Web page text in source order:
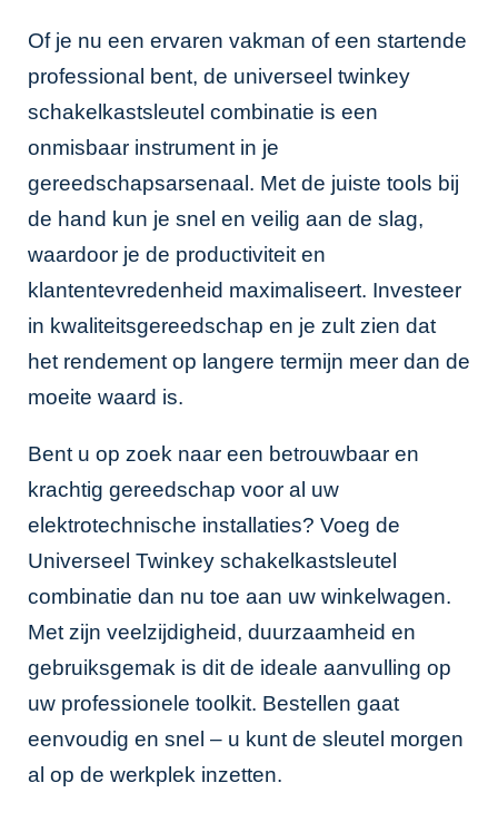
Of je nu een ervaren vakman of een startende
professional bent, de universeel twinkey
schakelkastsleutel combinatie is een
onmisbaar instrument in je
gereedschapsarsenaal. Met de juiste tools bij
de hand kun je snel en veilig aan de slag,
waardoor je de productiviteit en
klantentevredenheid maximaliseert. Investeer
in kwaliteitsgereedschap en je zult zien dat
het rendement op langere termijn meer dan de
moeite waard is.
Bent u op zoek naar een betrouwbaar en
krachtig gereedschap voor al uw
elektrotechnische installaties? Voeg de
Universeel Twinkey schakelkastsleutel
combinatie dan nu toe aan uw winkelwagen.
Met zijn veelzijdigheid, duurzaamheid en
gebruiksgemak is dit de ideale aanvulling op
uw professionele toolkit. Bestellen gaat
eenvoudig en snel – u kunt de sleutel morgen
al op de werkplek inzetten.